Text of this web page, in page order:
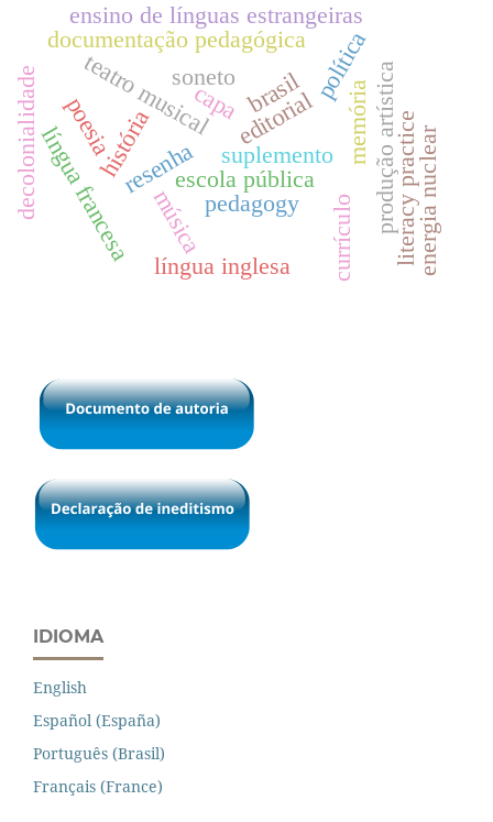
teatro musical brasil
história
resenha
editorial
língua francesa escola pública
currículo
memória
documentação pedagógica
produção artística
capa
suplemento
ensino de línguas estrangeiras
poesia
música
soneto
pedagogy literacy practice
política
decolonialidade
língua inglesa energia nuclear
IDIOMA
English
Español (España)
Português (Brasil)
Français (France)